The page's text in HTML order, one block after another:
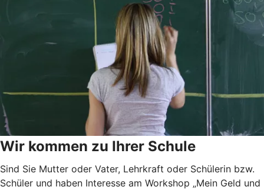
Wir kommen zu Ihrer Schule
Sind Sie Mutter oder Vater, Lehrkraft oder Schülerin bzw.
Schüler und haben Interesse am Workshop „Mein Geld und